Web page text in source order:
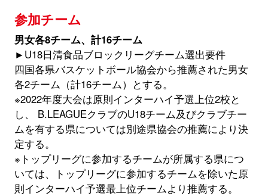
参加チーム
男女各8チーム、計16チーム
►U18日清食品ブロックリーグチーム選出要件
四国各県バスケットボール協会から推薦された男女
各2チーム（計16チーム）とする。
※2022年度大会は原則インターハイ予選上位2校と
し、 B.LEAGUEクラブのU18チーム及びクラブチー
ムを有する県については別途県協会の推薦により決
定する。
※トップリーグに参加するチームが所属する県につ
いては、トップリーグに参加するチームを除いた原
則インターハイ予選最上位チームより推薦する。